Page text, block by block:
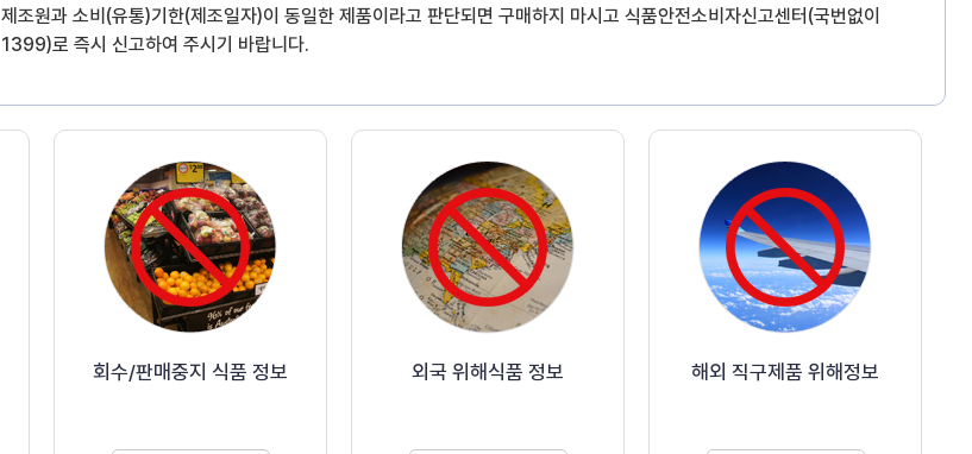
제조원과 소비(유통)기한(제조일자)이 동일한 제품이라고 판단되면 구매하지 마시고 식품안전소비자신고센터(국번없이
1399)로 즉시 신고하여 주시기 바랍니다.
회수/판매중지 식품 정보 외국 위해식품 정보 해외 직구제품 위해정보